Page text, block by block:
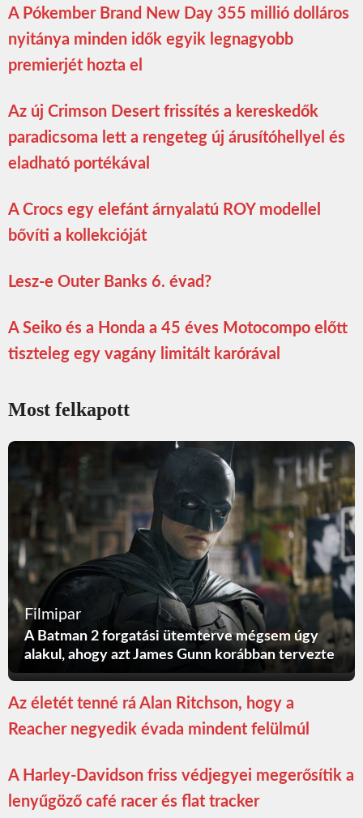
A Pókember Brand New Day 355 millió dolláros
nyitánya minden idők egyik legnagyobb
premierjét hozta el
Az új Crimson Desert frissítés a kereskedők
paradicsoma lett a rengeteg új árusítóhellyel és
eladható portékával
A Crocs egy elefánt árnyalatú ROY modellel
bővíti a kollekcióját
Lesz-e Outer Banks 6. évad?
A Seiko és a Honda a 45 éves Motocompo előtt
tiszteleg egy vagány limitált karórával
Most felkapott
Filmipar
A Batman 2 forgatási ütemterve mégsem úgy
alakul, ahogy azt James Gunn korábban tervezte
Az életét tenné rá Alan Ritchson, hogy a
Reacher negyedik évada mindent felülmúl
A Harley-Davidson friss védjegyei megerősítik a
lenyűgöző café racer és flat tracker